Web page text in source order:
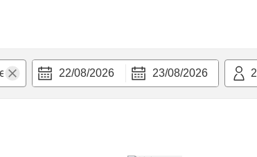
22/08/2026 23/08/2026 2
nghi